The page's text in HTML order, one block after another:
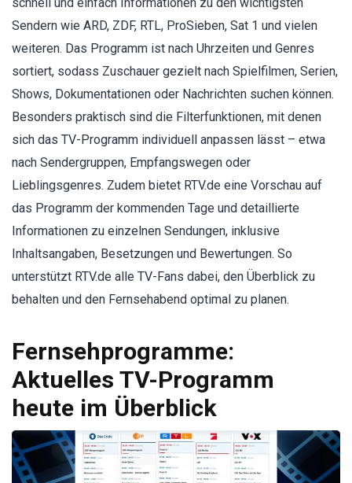
schnell und einfach Informationen zu den wichtigsten
Sendern wie ARD, ZDF, RTL, ProSieben, Sat 1 und vielen
weiteren. Das Programm ist nach Uhrzeiten und Genres
sortiert, sodass Zuschauer gezielt nach Spielfilmen, Serien,
Shows, Dokumentationen oder Nachrichten suchen können.
Besonders praktisch sind die Filterfunktionen, mit denen
sich das TV-Programm individuell anpassen lässt – etwa
nach Sendergruppen, Empfangswegen oder
Lieblingsgenres. Zudem bietet RTV.de eine Vorschau auf
das Programm der kommenden Tage und detaillierte
Informationen zu einzelnen Sendungen, inklusive
Inhaltsangaben, Besetzungen und Bewertungen. So
unterstützt RTV.de alle TV-Fans dabei, den Überblick zu
behalten und den Fernsehabend optimal zu planen.
Fernsehprogramme:
Aktuelles TV-Programm
heute im Überblick